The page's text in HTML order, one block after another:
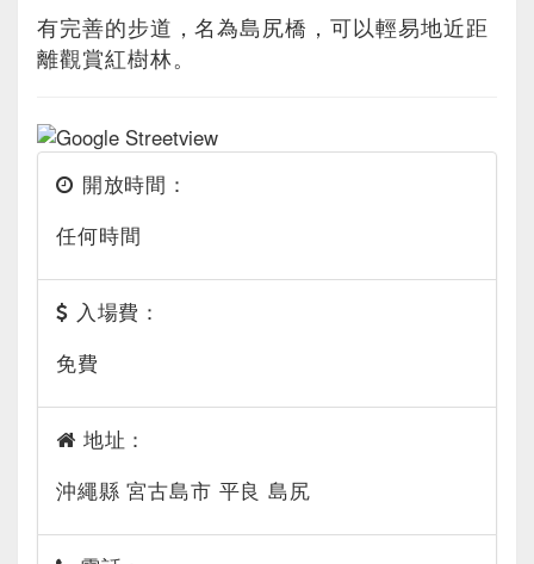
有完善的步道，名為島尻橋，可以輕易地近距
離觀賞紅樹林。
開放時間：
任何時間
入場費：
免費
地址：
沖繩縣 宮古島市 平良 島尻